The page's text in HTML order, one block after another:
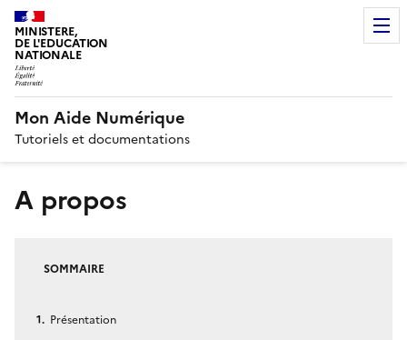
MINISTERE,
DE L'EDUCATION
NATIONALE
Mon Aide Numérique
Tutoriels et documentations
A propos
SOMMAIRE
Présentation